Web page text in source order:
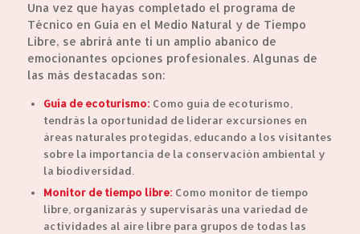
Una vez que hayas completado el programa de
Técnico en Guía en el Medio Natural y de Tiempo
Libre, se abrirá ante ti un amplio abanico de
emocionantes opciones profesionales. Algunas de
las más destacadas son:
Guía de ecoturismo: Como guía de ecoturismo,
tendrás la oportunidad de liderar excursiones en
áreas naturales protegidas, educando a los visitantes
sobre la importancia de la conservación ambiental y
la biodiversidad.
Monitor de tiempo libre: Como monitor de tiempo
libre, organizarás y supervisarás una variedad de
actividades al aire libre para grupos de todas las